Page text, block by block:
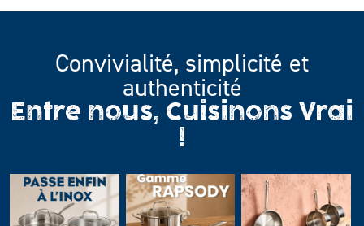
Convivialité, simplicité et
authenticité
Entre nous, Cuisinons Vrai
!